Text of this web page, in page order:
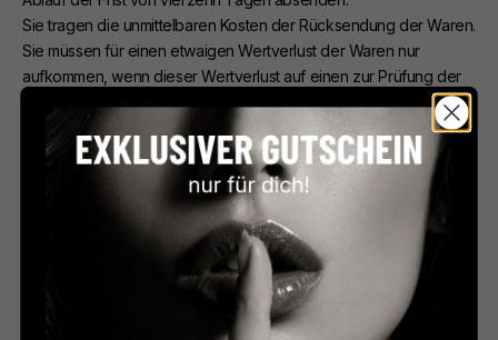
Sie tragen die unmittelbaren Kosten der Rücksendung der Waren.
Sie müssen für einen etwaigen Wertverlust der Waren nur
aufkommen, wenn dieser Wertverlust auf einen zur Prüfung der
Beschaffenheit, Eigenschaften und Funktionsweise der Waren
B. Widerrufsformular
Wenn Sie den Vertrag widerrufen wollen, dann füllen Sie bitte
dieses Formular aus und senden es zurück.
Le Terroir Französische Spezialitäten GmbH